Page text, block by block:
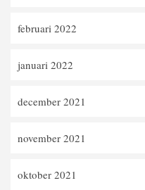
februari 2022
januari 2022
december 2021
november 2021
oktober 2021